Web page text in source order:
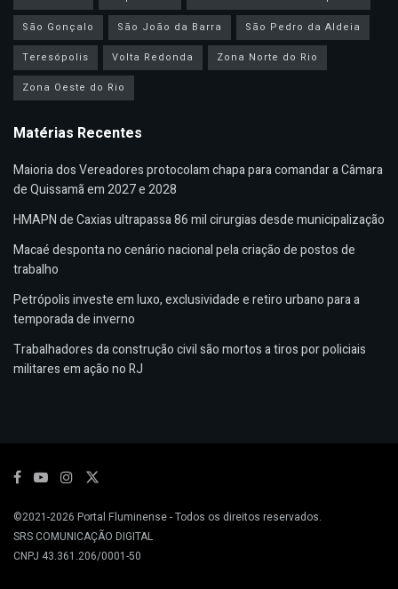
São Gonçalo
São João da Barra
São Pedro da Aldeia
Teresópolis
Volta Redonda
Zona Norte do Rio
Zona Oeste do Rio
Matérias Recentes
Maioria dos Vereadores protocolam chapa para comandar a Câmara
de Quissamã em 2027 e 2028
HMAPN de Caxias ultrapassa 86 mil cirurgias desde municipalização
Macaé desponta no cenário nacional pela criação de postos de
trabalho
Petrópolis investe em luxo, exclusividade e retiro urbano para a
temporada de inverno
Trabalhadores da construção civil são mortos a tiros por policiais
militares em ação no RJ
©2021-2026 Portal Fluminense- Todos os direitos reservados.
SRS COMUNICAÇÃO DIGITAL
CNPJ 43.361.206/0001-50